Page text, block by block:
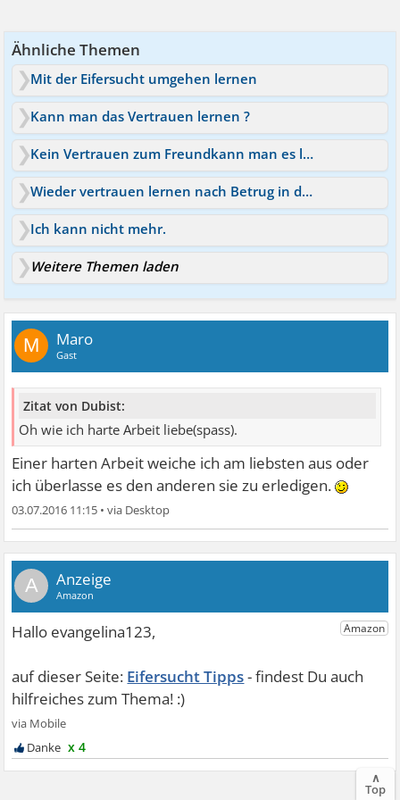
Ähnliche Themen
Mit der Eifersucht umgehen lernen
Kann man das Vertrauen lernen ?
Kein Vertrauen zum Freundkann man es lernen ?
Wieder vertrauen lernen nach Betrug in der Beziehung?
Ich kann nicht mehr.
Weitere Themen laden
M Maro
Gast
Zitat von Dubist:
Oh wie ich harte Arbeit liebe(spass).
Einer harten Arbeit weiche ich am liebsten aus oder
ich überlasse es den anderen sie zu erledigen.
03.07.2016 11:15 •
A
Eifersucht Tipps
x 4
∧
Top